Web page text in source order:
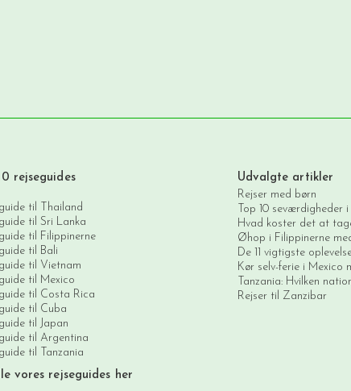
rejseguides
til Thailand
til Sri Lanka
til Filippinerne
til Bali
til Vietnam
til Mexico
til Costa Rica
til Cuba
til Japan
til Argentina
til Tanzania
vores rejseguides her
Udvalgte artikler
Rejser med børn
Top 10 seværdigheder
Hvad koster det at
Øhop i Filippinerne
De 11 vigtigste
Kør selv-ferie i Mexico
Tanzania: Hvilken
Rejser til Zanzibar